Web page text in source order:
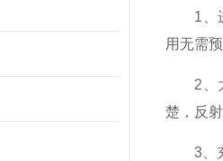
1、进
用无需
2、大
楚，反
3、充